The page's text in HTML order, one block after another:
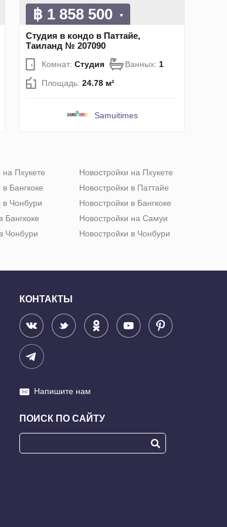
฿ 1 858 500
Студия в кондо в Паттайе,
Таиланд № 207090
Комнат: Студия Ванных: 1
Площадь: 24.78 м²
Samuitimes
Пхукете
Бангкоке
в Чонбури
Бангкоке
Чонбури
Новостройки на Пхукете
Новостройки в Паттайе
Новостройки в Бангкоке
Новостройки на Самуи
Новостройки в Чонбури
КОНТАКТЫ
Напишите нам
ПОИСК ПО САЙТУ